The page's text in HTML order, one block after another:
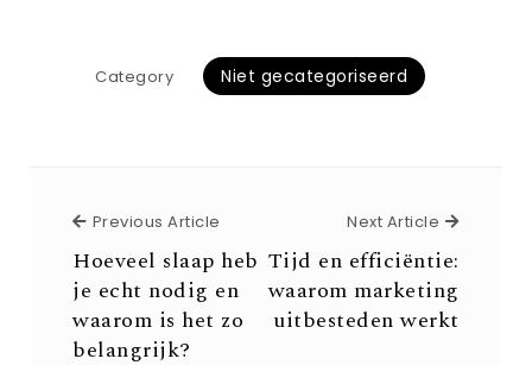
Category Niet gecategoriseerd
Previous Article Previous Article
Hoeveel slaap heb
je echt nodig en
waarom is het zo
belangrijk?
Next Article Next
Tijd en efficiëntie:
waarom marketing
uitbesteden werkt